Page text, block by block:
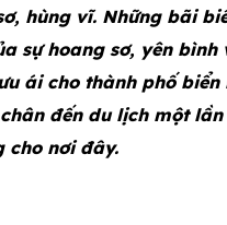
hùng vĩ. Những bãi
sự hoang sơ, yên bình
ái cho thành phố
đến du lịch một
cho nơi đây.